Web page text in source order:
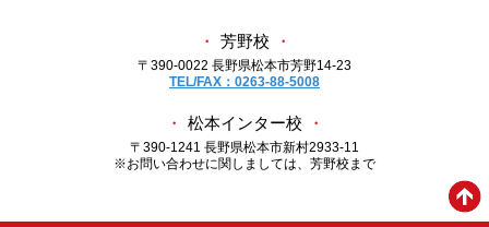
・ 芳野校 ・
〒390-0022 長野県松本市芳野14-23
TEL/FAX：0263-88-5008
・ 松本インター校 ・
〒390-1241 長野県松本市新村2933-11
※お問い合わせに関しましては、芳野校まで